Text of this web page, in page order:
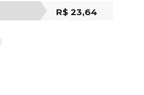
R$ 23,64